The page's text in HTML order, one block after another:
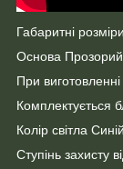
Габаритні
Основа
При
Комплектується
Колір світла
Ступінь захисту